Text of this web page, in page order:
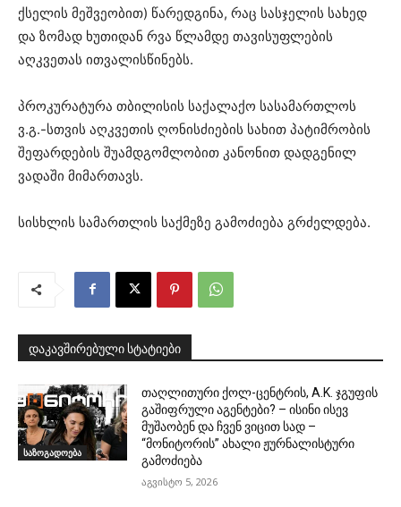
ქსელის მეშვეობით) წარედგინა, რაც სასჯელის სახედ
და ზომად ხუთიდან რვა წლამდე თავისუფლების
აღკვეთას ითვალისწინებს.
პროკურატურა თბილისის საქალაქო სასამართლოს
ვ.გ.-სთვის აღკვეთის ღონისძიების სახით პატიმრობის
შეფარდების შუამდგომლობით კანონით დადგენილ
ვადაში მიმართავს.
სისხლის სამართლის საქმეზე გამოძიება გრძელდება.
დაკავშირებული სტატიები
საზოგადოება
თაღლითური ქოლ-ცენტრის, A.K. ჯგუფის
გაშიფრული აგენტები? – ისინი ისევ
მუშაობენ და ჩვენ ვიცით სად –
“მონიტორის” ახალი ჟურნალისტური
გამოძიება
აგვისტო 5, 2026